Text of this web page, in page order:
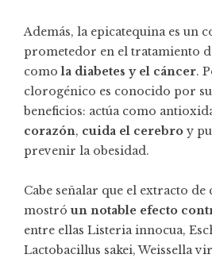
Además, la epicatequina es un
prometedor en el tratamiento
comola diabetes y el cáncer.
clorogénico es conocido por
beneficios: actúa como
corazón, cuida el cerebro y
prevenir la obesidad.
Cabe señalar que el extracto de
mostró un notable efecto
entre ellas Listeria innocua,
Lactobacillus sakei, Weissella